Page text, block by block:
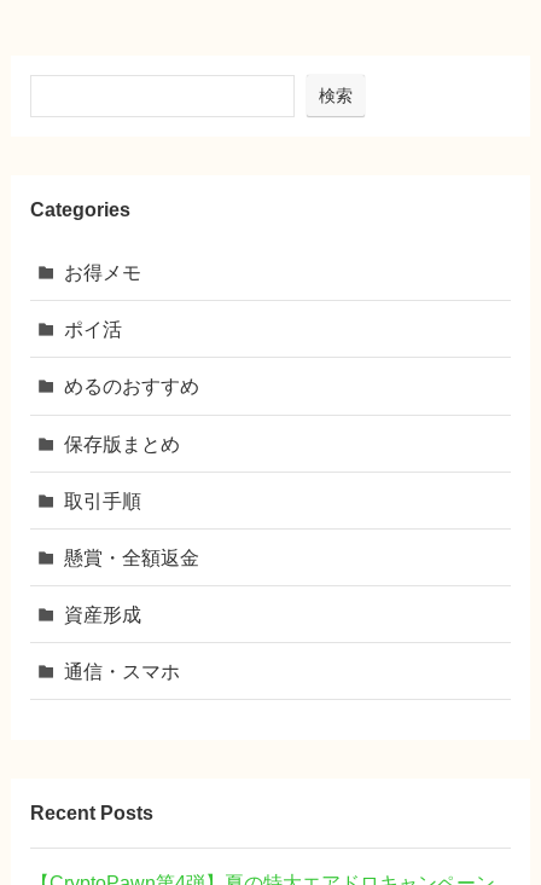
検索
Categories
お得メモ
ポイ活
めるのおすすめ
保存版まとめ
取引手順
懸賞・全額返金
資産形成
通信・スマホ
Recent Posts